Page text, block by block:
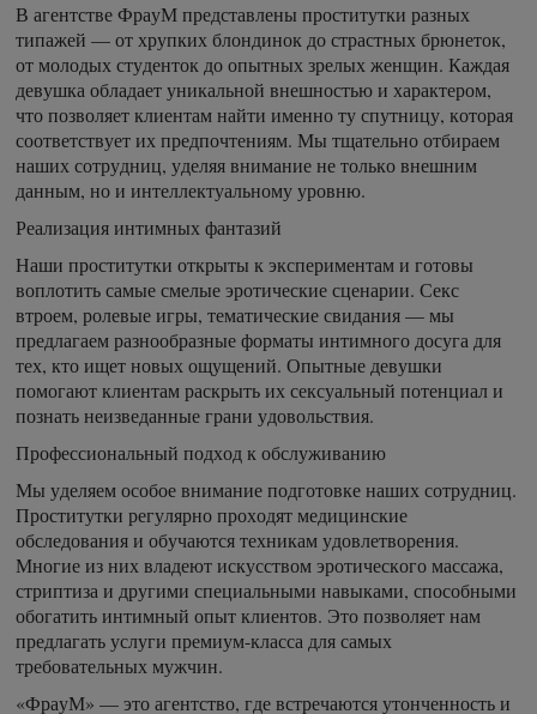
В агентстве ФрауМ представлены проститутки разных
типажей — от хрупких блондинок до страстных брюнеток,
от молодых студенток до опытных зрелых женщин. Каждая
девушка обладает уникальной внешностью и характером,
что позволяет клиентам найти именно ту спутницу, которая
соответствует их предпочтениям. Мы тщательно отбираем
наших сотрудниц, уделяя внимание не только внешним
данным, но и интеллектуальному уровню.
Реализация интимных фантазий
Наши проститутки открыты к экспериментам и готовы
воплотить самые смелые эротические сценарии. Секс
втроем, ролевые игры, тематические свидания — мы
предлагаем разнообразные форматы интимного досуга для
тех, кто ищет новых ощущений. Опытные девушки
помогают клиентам раскрыть их сексуальный потенциал и
познать неизведанные грани удовольствия.
Профессиональный подход к обслуживанию
Мы уделяем особое внимание подготовке наших сотрудниц.
Проститутки регулярно проходят медицинские
обследования и обучаются техникам удовлетворения.
Многие из них владеют искусством эротического массажа,
стриптиза и другими специальными навыками, способными
обогатить интимный опыт клиентов. Это позволяет нам
предлагать услуги премиум-класса для самых
требовательных мужчин.
«ФрауМ» — это агентство, где встречаются утонченность и